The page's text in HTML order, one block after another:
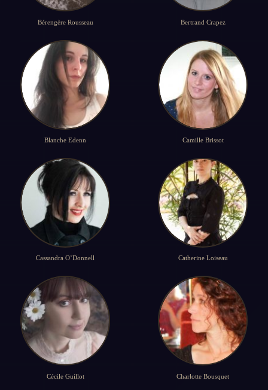
Bérengère Rousseau Bertrand Crapez
Blanche Edenn Camille Brissot
Cassandra O’Donnell Catherine Loiseau
Cécile Guillot Charlotte Bousquet